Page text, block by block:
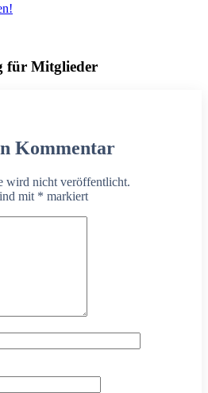
für Mitglieder
Kommentar
wird nicht veröffentlicht.
mit * markiert